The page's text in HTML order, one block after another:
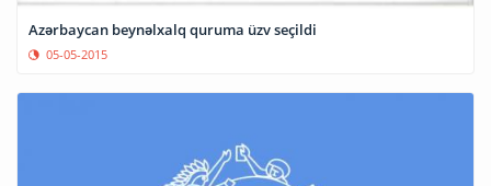
Azərbaycan beynəlxalq quruma üzv seçildi
05-05-2015